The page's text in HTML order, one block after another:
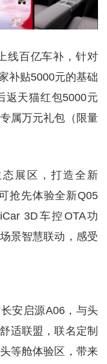
线百亿车补，针对
补贴5000元的基础
返天猫红包5000元
属万元礼包（限量
展区，打造全新
抢先体验全新Q05
3D车控OTA功
景智慧联动，感受
安启源A06，与头
适联盟，联名定制
等舱体验区，带来